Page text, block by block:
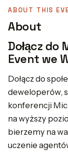
ABOUT THIS
About
Dołącz
Event we
Dołącz do
deweloperów,
konferencji
na wyższy
bierzemy na
uczenie